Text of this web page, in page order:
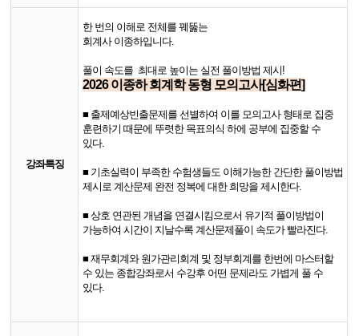
강좌특징
한 번의 이해로 전체를 꿰뚫는
회계사 이종하입니다.
풀이 속도를 최대로 높이는 실전 풀이방법 제시!
2026 이종하 회계학 동형 모의고사[심화편]
■ 출제예상빈출문제를 선별하여 이를 모의고사 형태로 집중
훈련하기 때문에 뚜렷한 목표의식 하에 공부에 집중할 수
있다.
■ 기초실력이 부족한 수험생들도 이해가능한 간단한 풀이방법
제시로 계산문제 완전 정복에 대한 희망을 제시한다.
■ ​상호 연관된 개념을 연결시킴으로서 유기적 풀이방법이
가능하여 시간이 지날수록 계산문제풀이 속도가 빨라진다.
■ ​재무회계와 원가관리회계 및 정부회계를 한번에 마스터할
수 있는 종합강좌로서 수강후 어떤 문제라도 가볍게 풀 수
있다.